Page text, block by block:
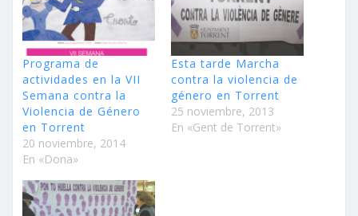
Programa de
actividades en la VII
Semana contra la
Violencia de Género
en Torrent
20 noviembre, 2014
En «Dona»
Esta tarde Marcha
contra la violencia de
género en Torrent
25 noviembre, 2013
En «Gent de Torrent»